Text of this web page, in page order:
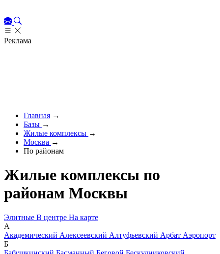
Реклама
Главная →
Базы →
Жилые комплексы →
Москва →
По районам
Жилые комплексы по
районам Москвы
Элитные В центре На карте
А
Академический Алексеевский Алтуфьевский Арбат Аэропорт
Б